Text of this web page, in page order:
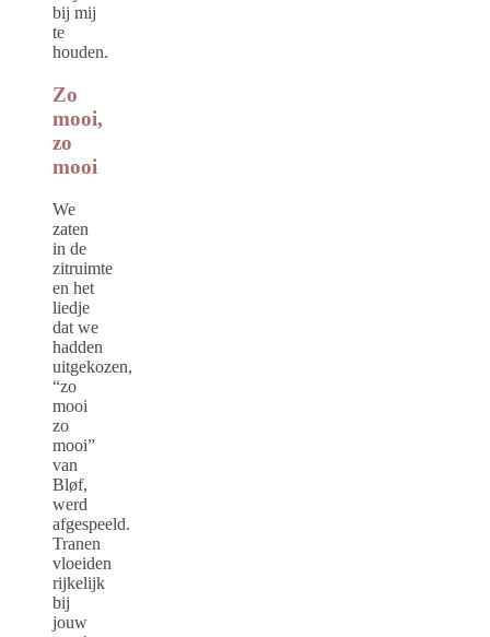
bij mij
te
houden.
Zo
mooi,
zo
mooi
We
zaten
in de
zitruimte
en het
liedje
dat we
hadden
uitgekozen,
“zo
mooi
zo
mooi”
van
Bløf,
werd
afgespeeld.
Tranen
vloeiden
rijkelijk
bij
jouw